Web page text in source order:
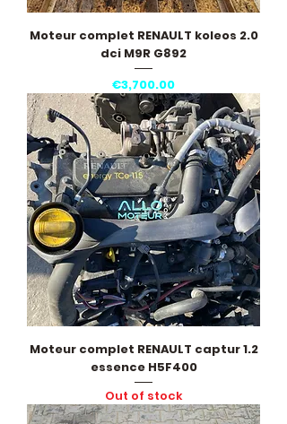
Moteur complet RENAULT koleos 2.0
dci M9R G892
Price
€3,700.00
Moteur complet RENAULT captur 1.2
essence H5F400
Out of stock